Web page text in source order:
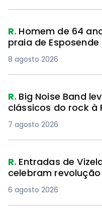
R. Homem de 64
praia de Esposende
8 agosto 2026
R. Big Noise Band
clássicos do rock à
7 agosto 2026
R. Entradas de
celebram
6 agosto 2026